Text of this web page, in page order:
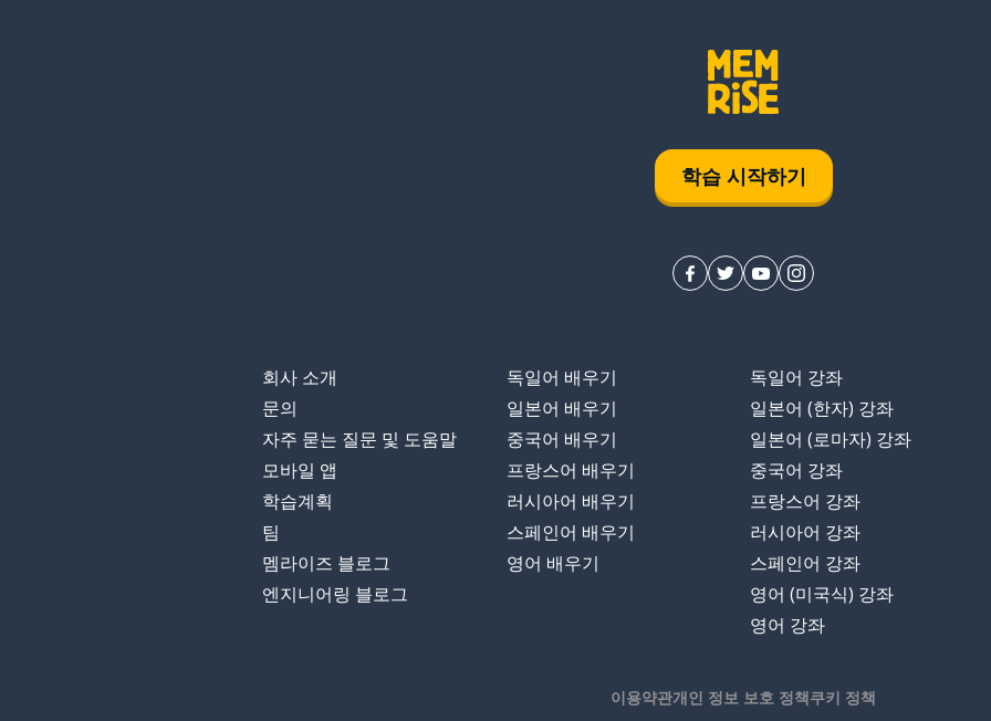
학습 시작하기
회사 소개
문의
자주 묻는 질문 및 도움말
모바일 앱
학습계획
팀
멤라이즈 블로그
엔지니어링 블로그
독일어 배우기
일본어 배우기
중국어 배우기
프랑스어 배우기
러시아어 배우기
스페인어 배우기
영어 배우기
독일어 강좌
일본어 (한자) 강좌
일본어 (로마자) 강좌
중국어 강좌
프랑스어 강좌
러시아어 강좌
스페인어 강좌
영어 (미국식) 강좌
영어 강좌
이용약관개인 정보 보호 정책쿠키 정책